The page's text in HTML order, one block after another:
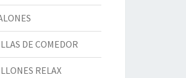
DE COMEDOR
RELAX